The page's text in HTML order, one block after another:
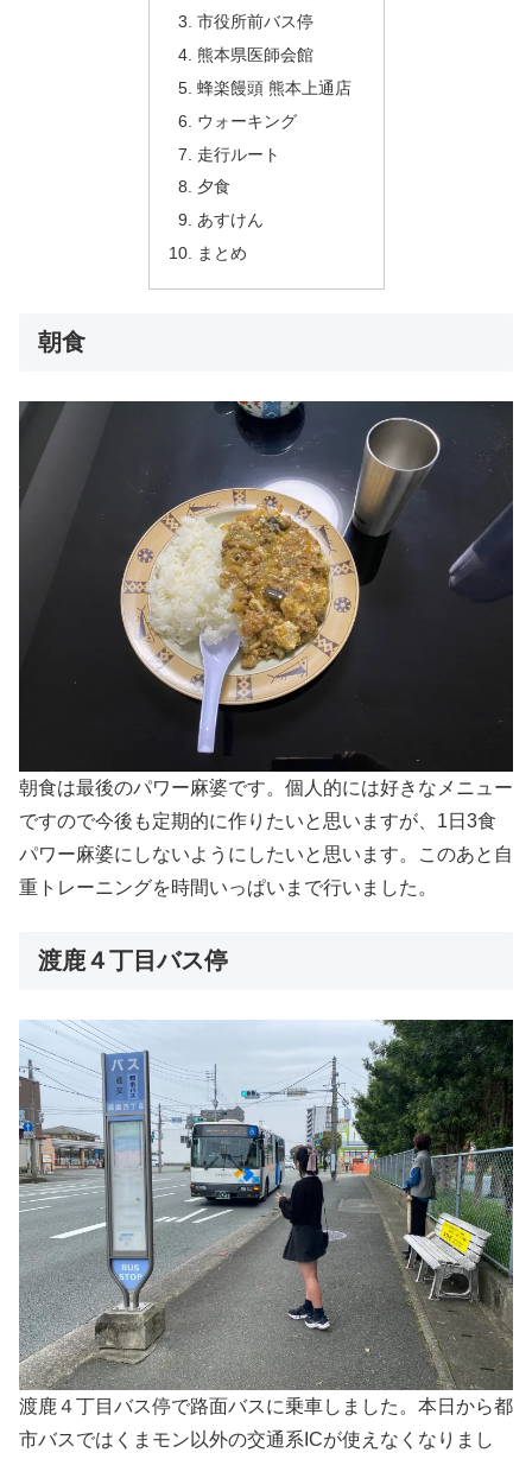
市役所前バス停
熊本県医師会館
蜂楽饅頭 熊本上通店
ウォーキング
走行ルート
夕食
あすけん
まとめ
朝食
朝食は最後のパワー麻婆です。個人的には好きなメニュー
ですので今後も定期的に作りたいと思いますが、1日3食
パワー麻婆にしないようにしたいと思います。このあと自
重トレーニングを時間いっぱいまで行いました。
渡鹿４丁目バス停
渡鹿４丁目バス停で路面バスに乗車しました。本日から都
市バスではくまモン以外の交通系ICが使えなくなりまし